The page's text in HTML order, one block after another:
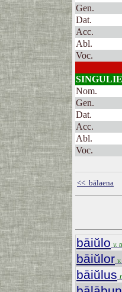
Gen.
Dat.
Acc.
Abl.
Voc.
Nom.
Gen.
Dat.
Acc.
Abl.
Voc.
<< bālaena
bāiŭlo v.
bāiŭlor
bāiŭlus